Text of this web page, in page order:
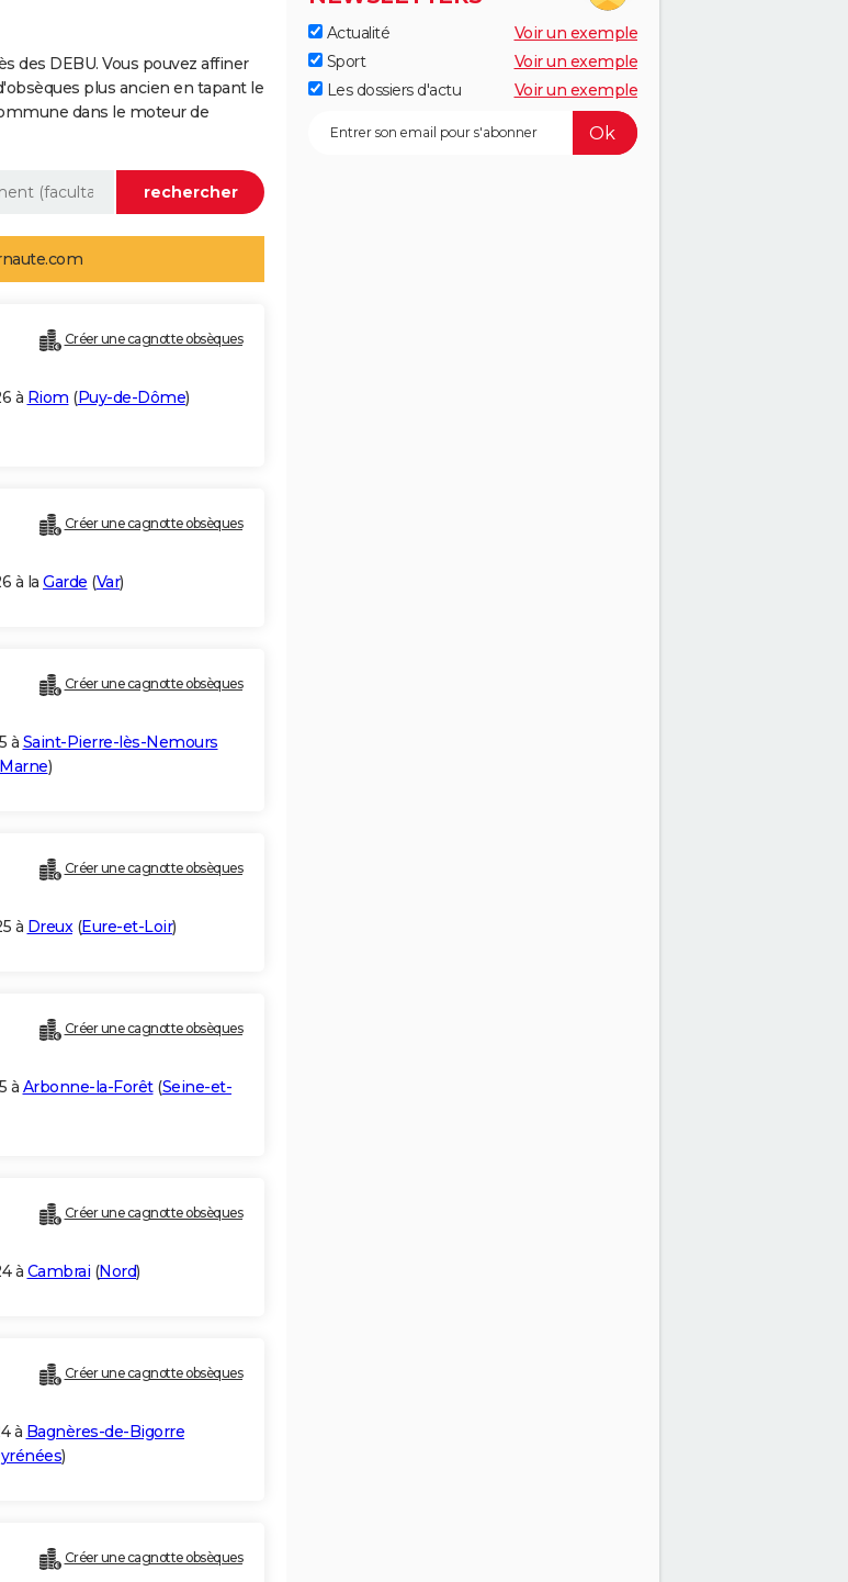
des DEBU. Vous pouvez affiner
plus ancien en tapant le
dans le moteur de
Créer une cagnotte obsèques
à Riom (Puy-de-Dôme)
Créer une cagnotte obsèques
à la Garde (Var)
Créer une cagnotte obsèques
à Saint-Pierre-lès-Nemours
)
Créer une cagnotte obsèques
à Dreux(Eure-et-Loir)
Créer une cagnotte obsèques
à Arbonne-la-Forêt(Seine-et-
Créer une cagnotte obsèques
à Cambrai (Nord)
Créer une cagnotte obsèques
à Bagnères-de-Bigorre
)
Créer une cagnotte obsèques
Actualité
Voir un exemple
Sport
Voir un exemple
Les dossiers d'actu
Voir un exemple